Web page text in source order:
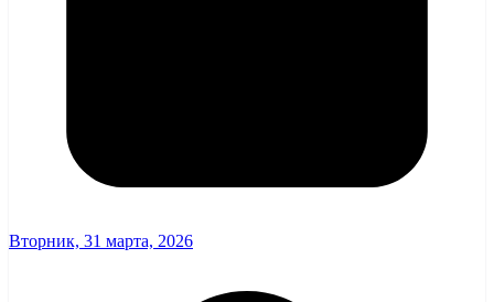
Вторник, 31 марта, 2026